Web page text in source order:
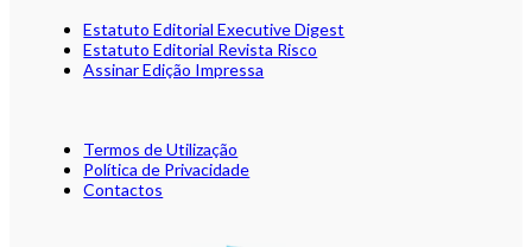
Estatuto Editorial Executive Digest
Estatuto Editorial Revista Risco
Assinar Edição Impressa
Termos de Utilização
Política de Privacidade
Contactos